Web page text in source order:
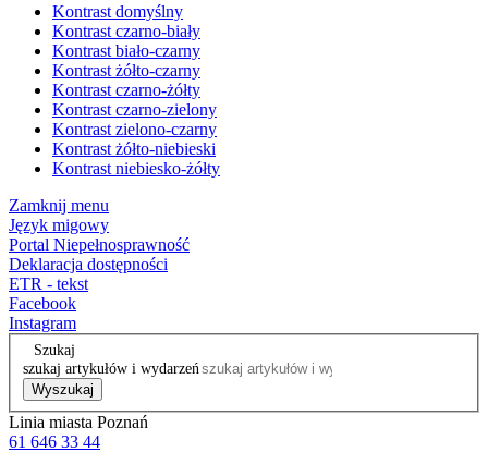
Kontrast domyślny
Kontrast czarno-biały
Kontrast biało-czarny
Kontrast żółto-czarny
Kontrast czarno-żółty
Kontrast czarno-zielony
Kontrast zielono-czarny
Kontrast żółto-niebieski
Kontrast niebiesko-żółty
Zamknij menu
Język migowy
Portal Niepełnosprawność
Deklaracja dostępności
ETR - tekst
Facebook
Instagram
Szukaj
szukaj artykułów i wydarzeń
Wyszukaj
Linia miasta Poznań
61 646 33 44